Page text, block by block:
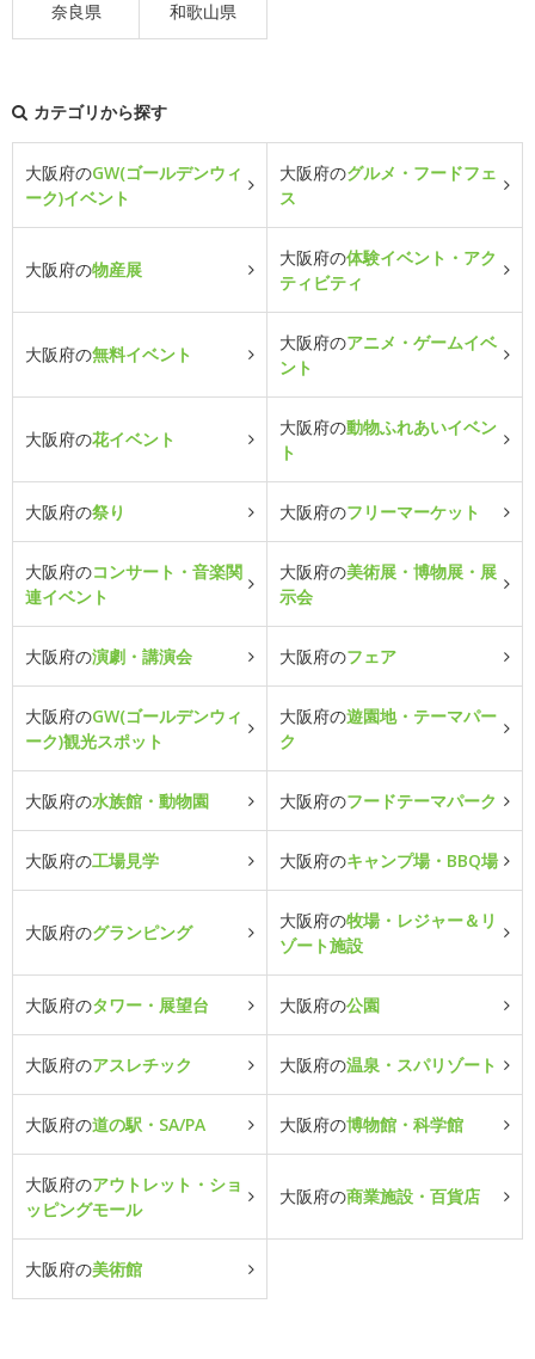
奈良県 和歌山県
カテゴリから探す
大阪府のGW(ゴールデンウィ
ーク)イベント
大阪府のグルメ・フードフェ
ス
大阪府の物産展
大阪府の体験イベント・アク
ティビティ
大阪府の無料イベント
大阪府のアニメ・ゲームイベ
ント
大阪府の花イベント
大阪府の動物ふれあいイベン
ト
大阪府の祭り 大阪府のフリーマーケット
大阪府のコンサート・音楽関
連イベント
大阪府の美術展・博物展・展
示会
大阪府の演劇・講演会 大阪府のフェア
大阪府のGW(ゴールデンウィ
ーク)観光スポット
大阪府の遊園地・テーマパー
ク
大阪府の水族館・動物園 大阪府のフードテーマパーク
大阪府の工場見学 大阪府のキャンプ場・BBQ場
大阪府のグランピング
大阪府の牧場・レジャー＆リ
ゾート施設
大阪府のタワー・展望台 大阪府の公園
大阪府のアスレチック 大阪府の温泉・スパリゾート
大阪府の道の駅・SA/PA 大阪府の博物館・科学館
大阪府のアウトレット・ショ
ッピングモール
大阪府の商業施設・百貨店
大阪府の美術館